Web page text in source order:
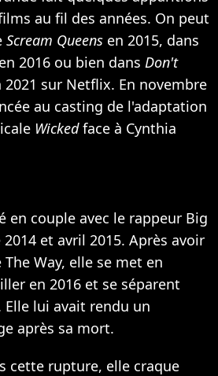
au fil des années. On peut
Scream Queens en 2015, dans
en 2016 ou bien dans Don't
sur Netflix. En novembre
au casting de l'adaptation
Wickedface à Cynthia
en couple avec le rappeur Big
et avril 2015. Après avoir
Way, elle se met en
en 2016 et se séparent
lui avait rendu un
après sa mort.
cette rupture, elle craque